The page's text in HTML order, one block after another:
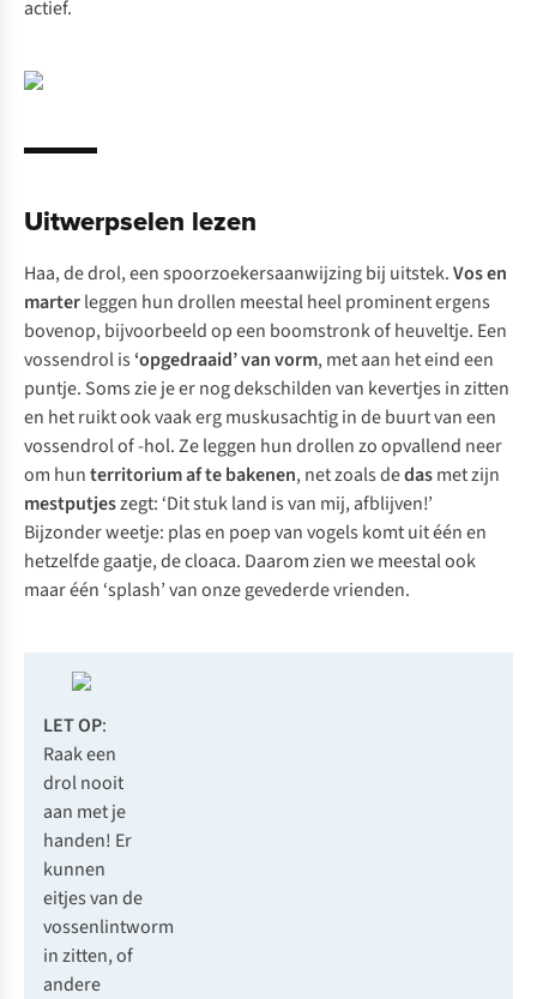
actief.
Uitwerpselen lezen
Haa, de drol, een spoorzoekersaanwijzing bij uitstek.Vos en
marterleggen hun drollen meestal heel prominent ergens
bovenop, bijvoorbeeld op een boomstronk of heuveltje. Een
vossendrol is ‘opgedraaid’ van vorm, met aan het eind een
puntje. Soms zie je er nog dekschilden van kevertjes in zitten
en het ruikt ook vaak erg muskusachtig in de buurt van een
vossendrol of -hol. Ze leggen hun drollen zo opvallend neer
om hunterritorium af te bakenen, net zoals dedasmet zijn
mestputjeszegt: ‘Dit stuk land is van mij, afblijven!’
Bijzonder weetje: plas en poep van vogels komt uit één en
hetzelfde gaatje, de cloaca. Daarom zien we meestal ook
maar één ‘splash’ van onze gevederde vrienden.
LET OP:
Raak een
drol nooit
aan met je
handen! Er
kunnen
eitjes van de
vossenlintworm
in zitten, of
andere